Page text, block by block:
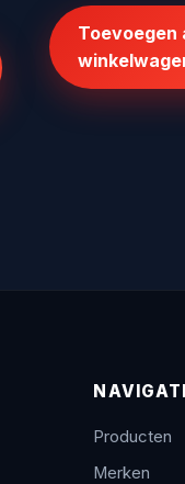
Toevoegen
Producten
Merken